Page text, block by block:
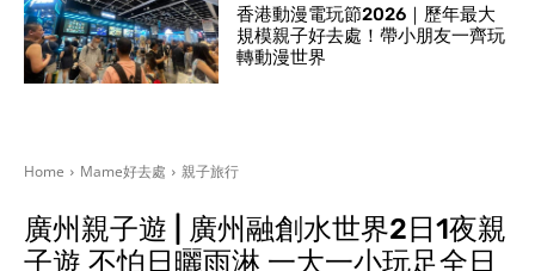
香港動漫電玩節2026｜歷年最大
規模親子好去處！帶小朋友一齊玩
轉動漫世界